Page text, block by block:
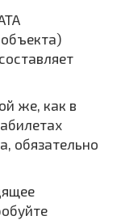
же, как в
обязательно